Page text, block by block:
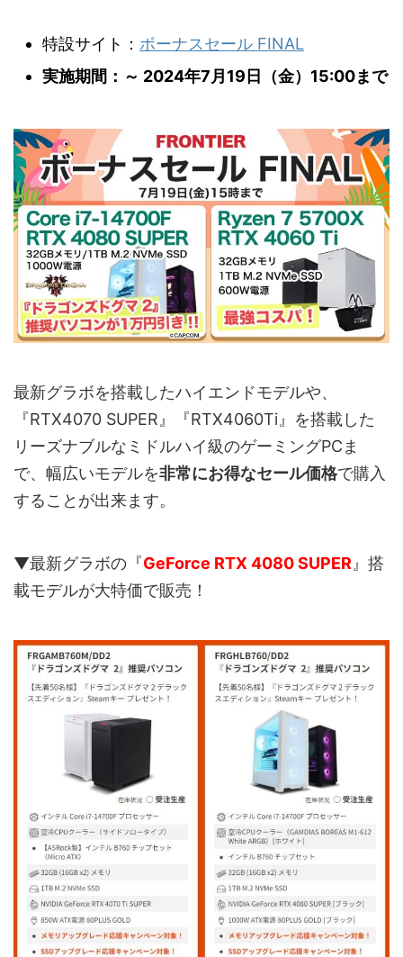
特設サイト： ボーナスセール FINAL
実施期間：～ 2024年7月19日（金）15:00まで
最新グラボを搭載したハイエンドモデルや、
『RTX4070 SUPER』『RTX4060Ti』を搭載した
リーズナブルなミドルハイ級のゲーミングPCま
で、幅広いモデルを非常にお得なセール価格で購入
することが出来ます。
▼最新グラボの『GeForce RTX 4080 SUPER』搭
載モデルが大特価で販売！